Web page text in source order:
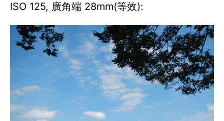
ISO 125, 廣角端 28mm(等效):